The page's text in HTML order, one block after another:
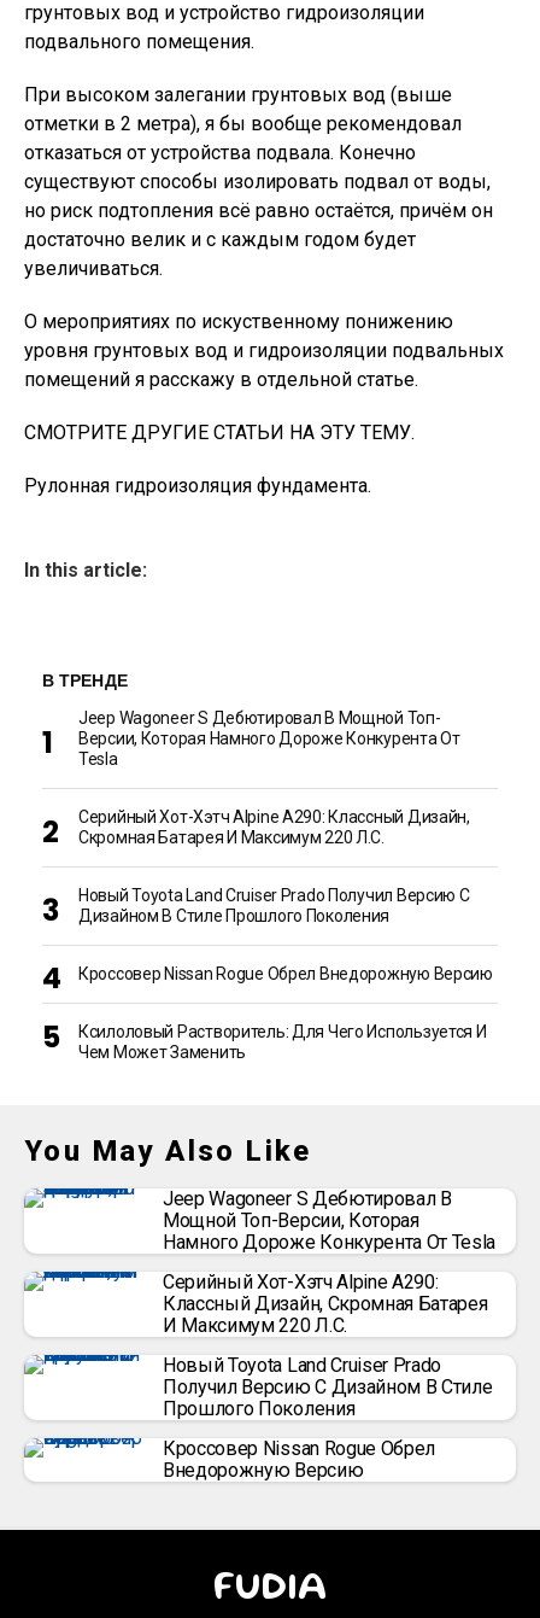
грунтовых вод и устройство гидроизоляции
подвального помещения.
При высоком залегании грунтовых вод (выше
отметки в 2 метра), я бы вообще рекомендовал
отказаться от устройства подвала. Конечно
существуют способы изолировать подвал от воды,
но риск подтопления всё равно остаётся, причём он
достаточно велик и с каждым годом будет
увеличиваться.
О мероприятиях по искуственному понижению
уровня грунтовых вод и гидроизоляции подвальных
помещений я расскажу в отдельной статье.
СМОТРИТЕ ДРУГИЕ СТАТЬИ НА ЭТУ ТЕМУ.
Рулонная гидроизоляция фундамента.
In this article:
В ТРЕНДЕ
Jeep Wagoneer S Дебютировал В Мощной Топ-
Версии, Которая Намного Дороже Конкурента От
Tesla
Серийный Хот-Хэтч Alpine A290: Классный Дизайн,
Скромная Батарея И Максимум 220 Л.с.
Новый Toyota Land Cruiser Prado Получил Версию С
Дизайном В Стиле Прошлого Поколения
Кроссовер Nissan Rogue Обрел Внедорожную Версию
Ксилоловый Растворитель: Для Чего Используется И
Чем Может Заменить
You May Also Like
Jeep Wagoneer S Дебютировал В
Мощной Топ-Версии, Которая
Намного Дороже Конкурента От Tesla
Серийный Хот-Хэтч Alpine A290:
Классный Дизайн, Скромная Батарея
И Максимум 220 Л.с.
Новый Toyota Land Cruiser Prado
Получил Версию С Дизайном В Стиле
Прошлого Поколения
Кроссовер Nissan Rogue Обрел
Внедорожную Версию
FUDIA